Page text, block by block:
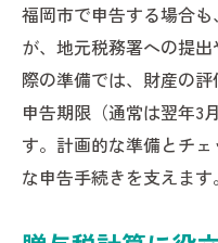
福岡市で申告する場合
が、地元税務署への提
際の準備では、財産の評
申告期限（通常は翌年3
す。計画的な準備とチ
な申告手続きを支えます。